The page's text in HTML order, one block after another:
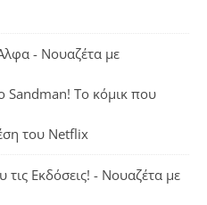
- Νουαζέτα με
Sandman! Το κόμικ που
του Netflix
Εκδόσεις! - Νουαζέτα με